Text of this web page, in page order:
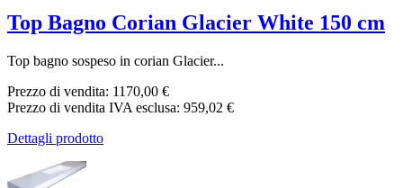
Top Bagno Corian Glacier White 150 cm
Top bagno sospeso in corian Glacier...
Prezzo di vendita: 1170,00 €
Prezzo di vendita IVA esclusa: 959,02 €
Dettagli prodotto